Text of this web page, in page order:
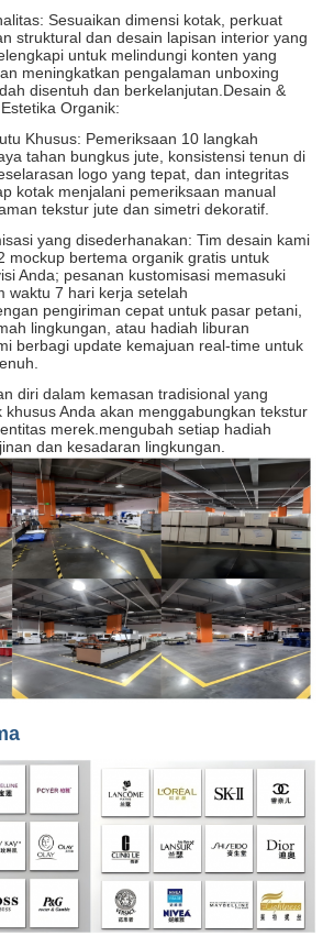
Sesuaikan dimensi kotak, perkuat
struktural dan desain lapisan interior yang
untuk melindungi konten yang
meningkatkan pengalaman unboxing
disentuh dan berkelanjutan.Desain &
Organik:
Khusus: Pemeriksaan 10 langkah
tahan bungkus jute, konsistensi tenun di
logo yang tepat, dan integritas
kotak menjalani pemeriksaan manual
tekstur jute dan simetri dekoratif.
yang disederhanakan: Tim desain kami
mockup bertema organik gratis untuk
Anda; pesanan kustomisasi memasuki
waktu 7 hari kerja setelah
pengiriman cepat untuk pasar petani,
lingkungan, atau hadiah liburan
berbagi update kemajuan real-time untuk
diri dalam kemasan tradisional yang
khusus Anda akan menggabungkan tekstur
merek.mengubah setiap hadiah
dan kesadaran lingkungan.